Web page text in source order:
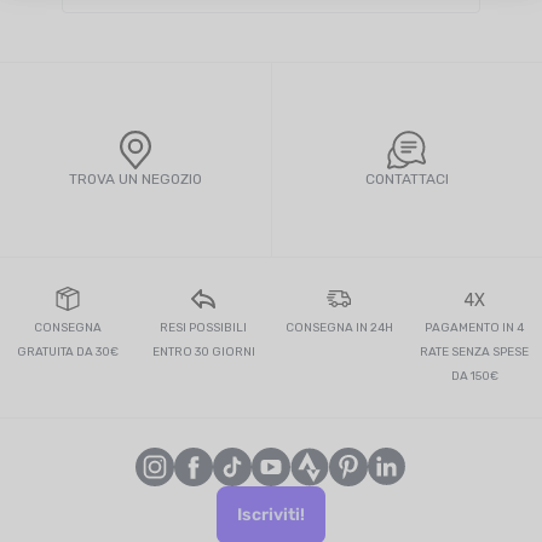
TROVA UN NEGOZIO CONTATTACI
CONSEGNA
GRATUITA DA 30€
RESI POSSIBILI
ENTRO 30 GIORNI
CONSEGNA IN 24H
4X
PAGAMENTO IN 4
RATE SENZA SPESE
DA 150€
Iscriviti!